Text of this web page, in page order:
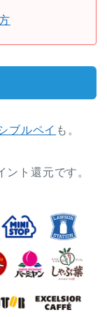
ブルペイ も。
ト還元です。